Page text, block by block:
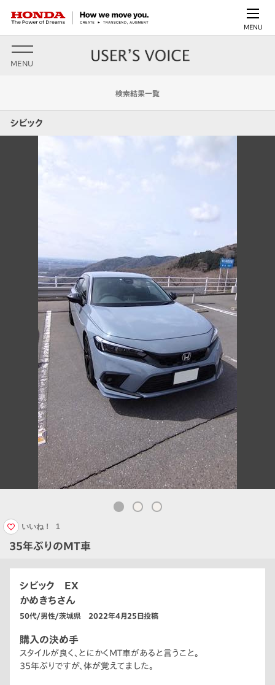
MENU
MENU
検索結果一覧
シビック
35年ぶりのMT車
いいね！ 1
シビック EX
かめきちさん
50代/男性/茨城県 2022年4月25日投稿
購入の決め手
スタイルが良く、とにかくMT車があると言うこと。
35年ぶりですが、体が覚えてました。